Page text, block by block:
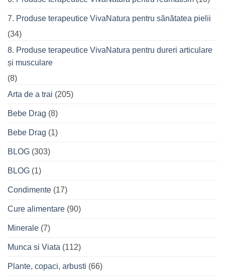
7. Produse terapeutice VivaNatura pentru sănătatea pielii
(34)
8. Produse terapeutice VivaNatura pentru dureri articulare
și musculare
(8)
Arta de a trai (205)
Bebe Drag (8)
Bebe Drag (1)
BLOG (303)
BLOG (1)
Condimente (17)
Cure alimentare (90)
Minerale (7)
Munca si Viata (112)
Plante, copaci, arbusti (66)